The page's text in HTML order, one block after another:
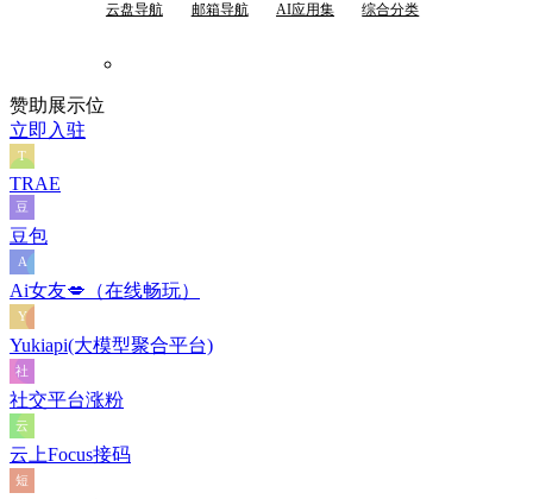
云盘导航 邮箱导航 AI应用集 综合分类
赞助展示位
立即入驻
TRAE
豆包
Ai女友💋（在线畅玩）
Yukiapi(大模型聚合平台)
社交平台涨粉
云上Focus接码